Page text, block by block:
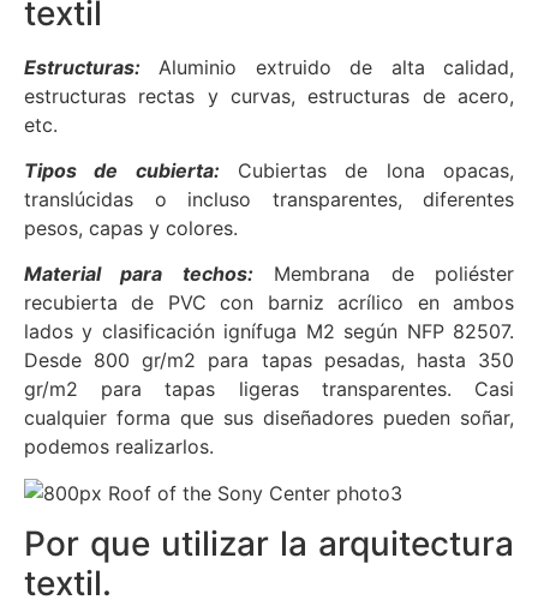
textil
Estructuras: Aluminio extruido de alta calidad,
estructuras rectas y curvas, estructuras de acero,
etc.
Tipos de cubierta: Cubiertas de lona opacas,
translúcidas o incluso transparentes, diferentes
pesos, capas y colores.
Material para techos: Membrana de poliéster
recubierta de PVC con barniz acrílico en ambos
lados y clasificación ignífuga M2 según NFP 82507.
Desde 800 gr/m2 para tapas pesadas, hasta 350
gr/m2 para tapas ligeras transparentes. Casi
cualquier forma que sus diseñadores pueden soñar,
podemos realizarlos.
Por que utilizar la arquitectura
textil.